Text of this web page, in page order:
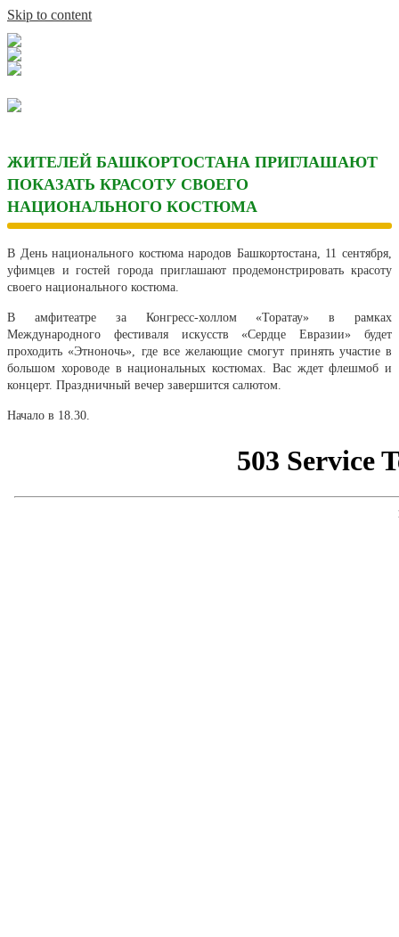
Skip to content
ЖИТЕЛЕЙ БАШКОРТОСТАНА ПРИГЛАШАЮТ
ПОКАЗАТЬ КРАСОТУ СВОЕГО
НАЦИОНАЛЬНОГО КОСТЮМА
В День национального костюма народов Башкортостана, 11 сентября,
уфимцев и гостей города приглашают продемонстрировать красоту
своего национального костюма.
В амфитеатре за Конгресс-холлом «Торатау» в рамках
Международного фестиваля искусств «Сердце Евразии» будет
проходить «Этноночь», где все желающие смогут принять участие в
большом хороводе в национальных костюмах. Вас ждет флешмоб и
концерт. Праздничный вечер завершится салютом.
Начало в 18.30.